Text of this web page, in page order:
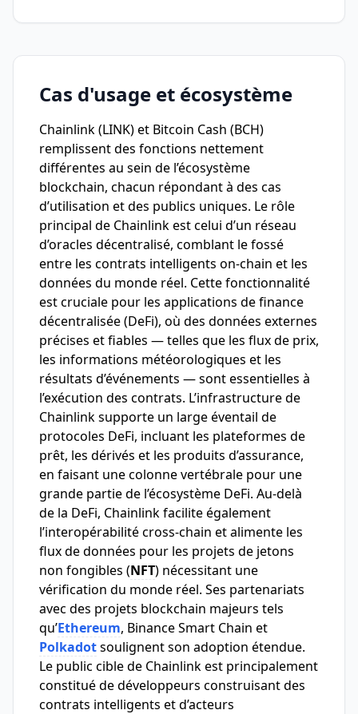
Cas d'usage et écosystème
Chainlink (LINK) et Bitcoin Cash (BCH)
remplissent des fonctions nettement
différentes au sein de l’écosystème
blockchain, chacun répondant à des cas
d’utilisation et des publics uniques. Le rôle
principal de Chainlink est celui d’un réseau
d’oracles décentralisé, comblant le fossé
entre les contrats intelligents on-chain et les
données du monde réel. Cette fonctionnalité
est cruciale pour les applications de finance
décentralisée (DeFi), où des données externes
précises et fiables — telles que les flux de prix,
les informations météorologiques et les
résultats d’événements — sont essentielles à
l’exécution des contrats. L’infrastructure de
Chainlink supporte un large éventail de
protocoles DeFi, incluant les plateformes de
prêt, les dérivés et les produits d’assurance,
en faisant une colonne vertébrale pour une
grande partie de l’écosystème DeFi. Au-delà
de la DeFi, Chainlink facilite également
l’interopérabilité cross-chain et alimente les
flux de données pour les projets de jetons
non fongibles (NFT) nécessitant une
vérification du monde réel. Ses partenariats
avec des projets blockchain majeurs tels
qu’Ethereum, Binance Smart Chain et
Polkadotsoulignent son adoption étendue.
Le public cible de Chainlink est principalement
constitué de développeurs construisant des
contrats intelligents et d’acteurs